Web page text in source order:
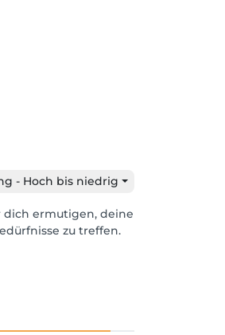
- Hoch bis niedrig
dich ermutigen, deine
zu treffen.